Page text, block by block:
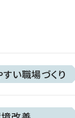
い職場づくり